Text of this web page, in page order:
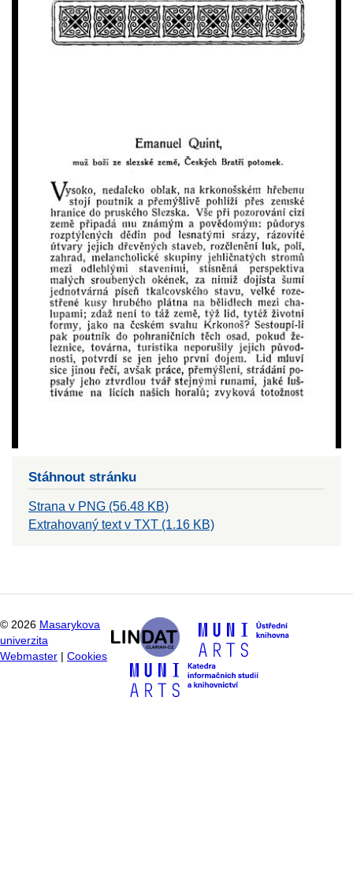
Stáhnout stránku
Strana v PNG (56.48 KB)
Extrahovaný text v TXT (1.16 KB)
© 2026 Masarykova
univerzita
Webmaster
Cookies